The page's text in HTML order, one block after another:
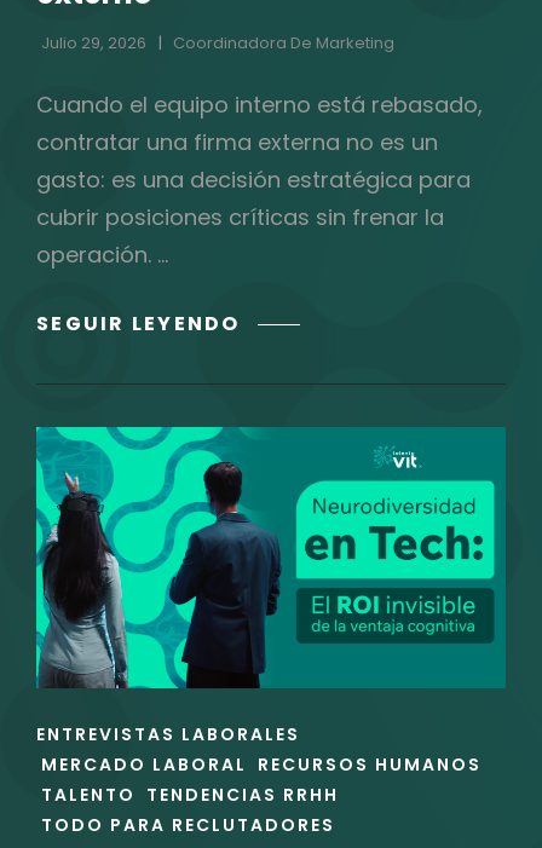
Julio 29, 2026 Coordinadora De Marketing
Cuando el equipo interno está rebasado,
contratar una firma externa no es un
gasto: es una decisión estratégica para
cubrir posiciones críticas sin frenar la
operación. …
SEGUIR LEYENDO EL
Y
SATURACIÓN
INTERNA:
CUÁNDO
TU
EQUIPO
DE
RECLUTAMIENTO
NECESITA
APOYO
ENLACES
DE
LAS
CATEGORÍAS
ENTREVISTAS LABORALES
MERCADO LABORAL
RECURSOS HUMANOS
TALENTO
TENDENCIAS RRHH
TODO PARA RECLUTADORES